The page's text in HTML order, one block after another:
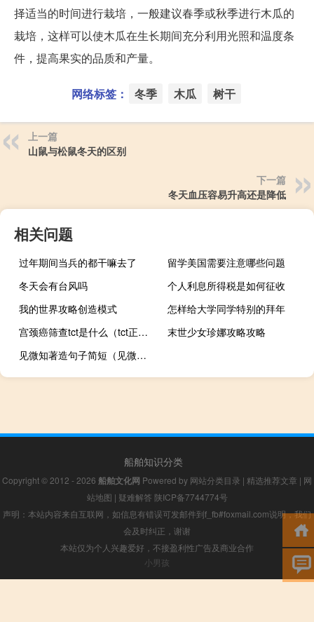
择适当的时间进行栽培，一般建议春季或秋季进行木瓜的
栽培，这样可以使木瓜在生长期间充分利用光照和温度条
件，提高果实的品质和产量。
网络标签： 冬季 木瓜 树干
上一篇
山鼠与松鼠冬天的区别
下一篇
冬天血压容易升高还是降低
相关问题
过年期间当兵的都干嘛去了
留学美国需要注意哪些问题
冬天会有台风吗
个人利息所得税是如何征收
我的世界攻略创造模式
怎样给大学同学特别的拜年
宫颈癌筛查tct是什么（tct正常但活检检查是癌）
末世少女珍娜攻略攻略
见微知著造句子简短（见微知著造句）
船舶知识分类
Copyright © 2012 - 2026 船舶文化网 Powered by 网站分类目录 | 精选推荐文章 | 网
站地图 | 疑难解答 陕ICP备7744774号
声明：本站内容来自互联网，如信息有错误可发邮件到f_fb#foxmail.com说明，我们
会及时纠正，谢谢
本站仅为个人兴趣爱好，不接盈利性广告及商业合作
小男孩